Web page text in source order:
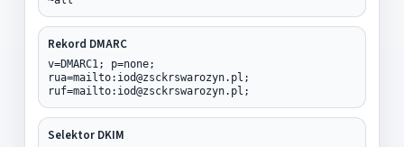
Rekord DMARC
v=DMARC1; p=none;
rua=mailto:iod@zsckrswarozyn.pl;
ruf=mailto:iod@zsckrswarozyn.pl;
Selektor DKIM